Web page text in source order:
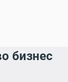
бизнес